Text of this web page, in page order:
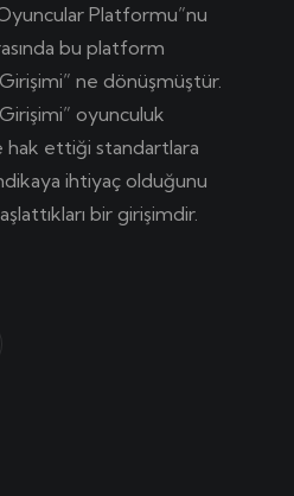
Platformu”nu
bu platform
ne dönüşmüştür.
oyunculuk
hak ettiği standartlara
ihtiyaç olduğunu
bir girişimdir.